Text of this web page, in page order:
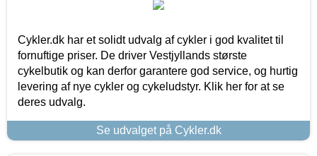
Cykler.dk har et solidt udvalg af cykler i god kvalitet til
fornuftige priser. De driver Vestjyllands største
cykelbutik og kan derfor garantere god service, og hurtig
levering af nye cykler og cykeludstyr. Klik her for at se
deres udvalg.
Se udvalget på Cykler.dk